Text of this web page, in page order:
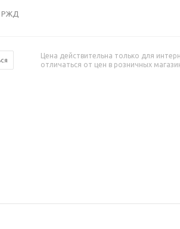
РЖД
Цена действительна только для
отличаться от цен в розничных